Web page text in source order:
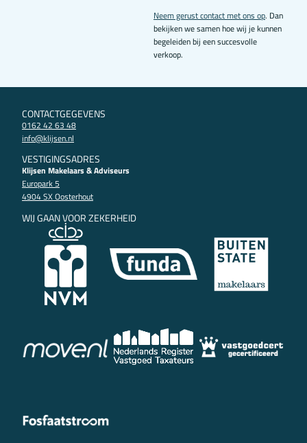
Neem gerust contact met ons op. Dan
bekijken we samen hoe wij je kunnen
begeleiden bij een succesvolle
verkoop.
CONTACTGEGEVENS
0162 42 63 48
info@klijsen.nl
VESTIGINGSADRES
Klijsen Makelaars & Adviseurs
Europark 5
4904 SX Oosterhout
WIJ GAAN VOOR ZEKERHEID